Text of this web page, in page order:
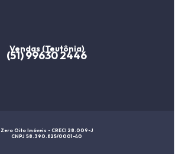
Vendas (Teutônia)
(51) 99630 2446
Zero Oito Imóveis - CRECI 28.009-J
CNPJ 58.390.825/0001-40